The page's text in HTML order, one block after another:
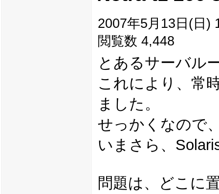
2007年5月13日(日)
閲覧数 4,448
とあるサーバル
これにより、常
ました。
せっかくなので
いまさら、
問題は、どこに